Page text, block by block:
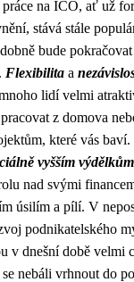
na IČO, ať už
stává stále
bude
Flexibilita a
lidí velmi
z domova
které vás
vyšším výdělkům
nad svými
úsilím a pílí. V
podnikatelského
v dnešní době velmi
nebáli vrhnout do